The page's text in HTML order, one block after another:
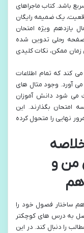
باشد. کتاب ماجراهای
یک ضمیمه رایگان
یازدهم ویژه امتحان
ارائه می دهد. این ضمیمه که در ۲۶ صفحه رحلی تدوین شده
ممکن، نکات کلیدی
کند که تمام اطلاعات
می آورد. وجود مثال های
می شود دانش آموزان
امتحان بگذارند. این
نهایی را متحول کرده
من و
ساختار فصول خود را
به درس های کوچکتر
را دنبال کند. در این